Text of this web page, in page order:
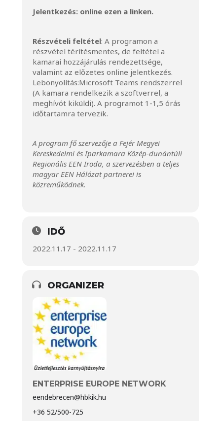
Jelentkezés: online ezen a linken.
Részvételi feltétel: A programon a
részvétel térítésmentes, de feltétel a
kamarai hozzájárulás rendezettsége,
valamint az előzetes online jelentkezés.
Lebonyolítás:Microsoft Teams rendszerrel
(A kamara rendelkezik a szoftverrel, a
meghívót kiküldi). A programot 1-1,5 órás
időtartamra tervezik.
A program fő szervezője a Fejér Megyei
Kereskedelmi és Iparkamara Közép-dunántúli
Regionális EEN Iroda, a szervezésben a teljes
magyar EEN Hálózat partnerei is
közreműködnek.
IDŐ
2022.11.17 - 2022.11.17
ORGANIZER
ENTERPRISE EUROPE NETWORK
eendebrecen@hbkik.hu
+36 52/500-725